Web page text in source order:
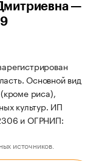
—
Основной вид
риса),
культур. ИП
и ОГРНИП:
источников.